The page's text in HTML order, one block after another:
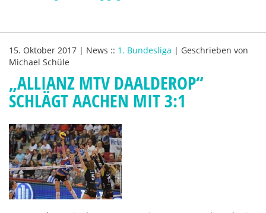
15. Oktober 2017 | News :: 1. Bundesliga | Geschrieben von
Michael Schüle
„ALLIANZ MTV DAALDEROP“
SCHLÄGT AACHEN MIT 3:1